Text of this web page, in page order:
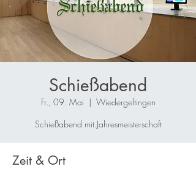
Schießabend
Fr., 09. Mai
  |
Wiedergeltingen
Schießabend mit Jahresmeisterschaft
Zeit & Ort